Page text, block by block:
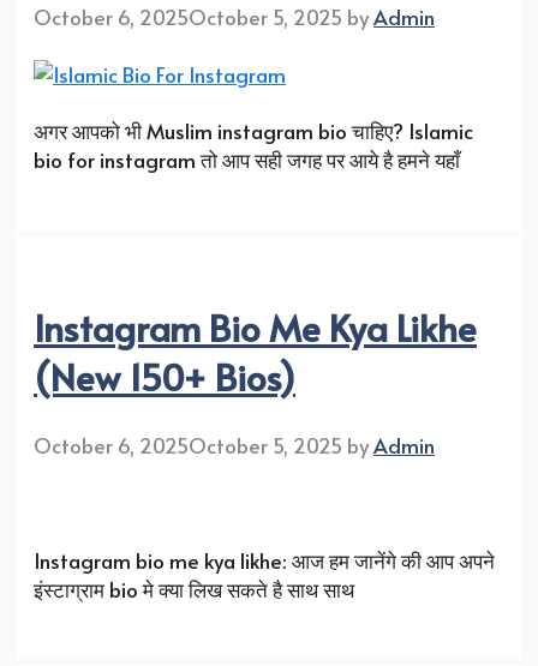
October 6, 2025October 5, 2025 byAdmin
अगर आपको भी Muslim instagram bio चाहिए? Islamic
bio for instagram तो आप सही जगह पर आये है हमने यहाँ
Instagram Bio Me Kya Likhe
(New 150+ Bios)
October 6, 2025October 5, 2025 byAdmin
Instagram bio me kya likhe: आज हम जानेंगे की आप अपने
इंस्टाग्राम bio मे क्या लिख सकते है साथ साथ